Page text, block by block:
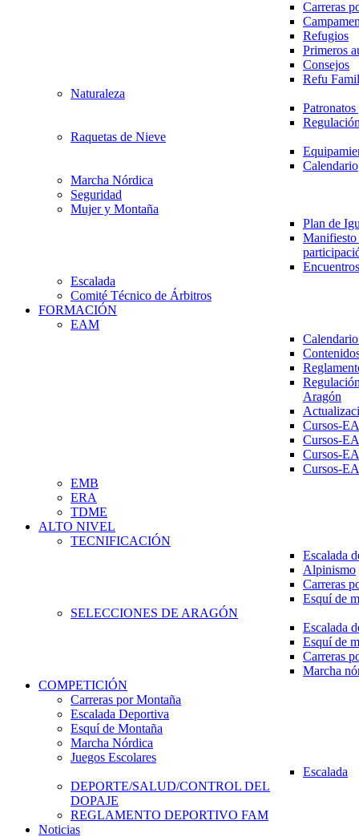
Carreras
Refugios
Primeros
Consejos
Refu
Naturaleza
Raquetas de Nieve
Calendario
Marcha Nórdica
Seguridad
Mujer y Montaña
Plan de
Escalada
Comité Técnico de Árbitros
FORMACIÓN
EAM
Aragón
Cursos-
Cursos-
Cursos-
Cursos-
EMB
ERA
TDME
ALTO NIVEL
TECNIFICACIÓN
Escalada
Alpinismo
Carreras
Esquí de
SELECCIONES DE ARAGÓN
Escalada
Esquí de
Carreras
Marcha
COMPETICIÓN
Carreras por Montaña
Escalada Deportiva
Esquí de Montaña
Marcha Nórdica
Juegos Escolares
Escalada
DEPORTE/SALUD/CONTROL DEL
DOPAJE
REGLAMENTO DEPORTIVO FAM
Noticias